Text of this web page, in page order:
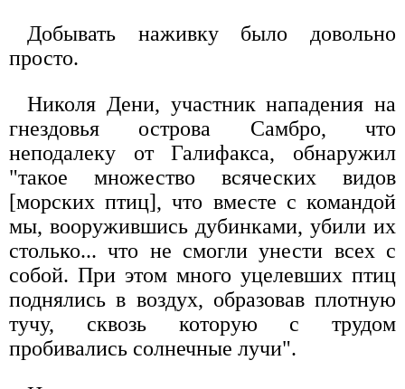
Добывать наживку было довольно
просто.
Николя Дени, участник нападения на
гнездовья острова Самбро, что
неподалеку от Галифакса, обнаружил
"такое множество всяческих видов
[морских птиц], что вместе с командой
мы, вооружившись дубинками, убили их
столько... что не смогли унести всех с
собой. При этом много уцелевших птиц
поднялись в воздух, образовав плотную
тучу, сквозь которую с трудом
пробивались солнечные лучи".